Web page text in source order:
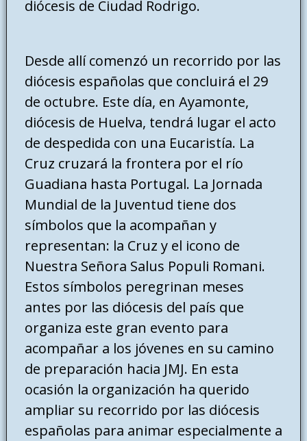
diócesis de Ciudad Rodrigo.
Desde allí comenzó un recorrido por las
diócesis españolas que concluirá el 29
de octubre. Este día, en Ayamonte,
diócesis de Huelva, tendrá lugar el acto
de despedida con una Eucaristía. La
Cruz cruzará la frontera por el río
Guadiana hasta Portugal. La Jornada
Mundial de la Juventud tiene dos
símbolos que la acompañan y
representan: la Cruz y el icono de
Nuestra Señora Salus Populi Romani.
Estos símbolos peregrinan meses
antes por las diócesis del país que
organiza este gran evento para
acompañar a los jóvenes en su camino
de preparación hacia JMJ. En esta
ocasión la organización ha querido
ampliar su recorrido por las diócesis
españolas para animar especialmente a